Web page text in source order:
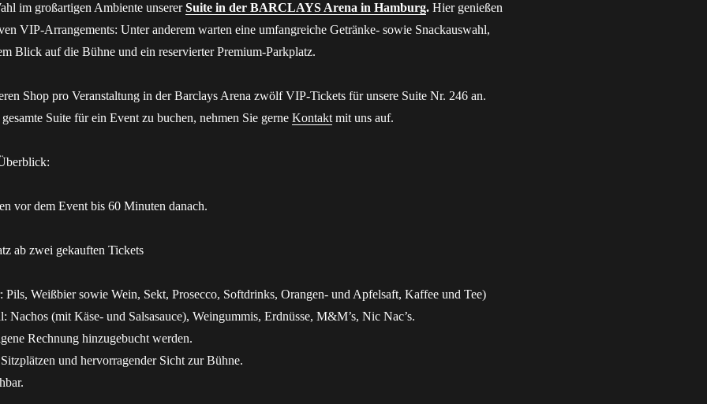
im großartigen Ambiente unsererSuite in der BARCLAYS Arena in Hamburg. Hier genießen
VIP-Arrangements: Unter anderem warten eine umfangreiche Getränke- sowie Snackauswahl,
Blick auf die Bühne und ein reservierter Premium-Parkplatz.
Shop pro Veranstaltung in der Barclays Arena zwölf VIP-Tickets für unsere Suite Nr. 246 an.
Suite für ein Event zu buchen, nehmen Sie gerne Kontaktmit uns auf.
vor dem Event bis 60 Minuten danach.
ab zwei gekauften Tickets
Pils, Weißbier sowie Wein, Sekt, Prosecco, Softdrinks, Orangen- und Apfelsaft, Kaffee und Tee)
Nachos (mit Käse- und Salsasauce), Weingummis, Erdnüsse, M&M’s, Nic Nac’s.
Rechnung hinzugebucht werden.
und hervorragender Sicht zur Bühne.